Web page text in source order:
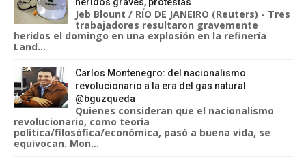
Jeb Blount / RÍO DE JANEIRO (Reuters) - Tres
trabajadores resultaron gravemente
heridos el domingo en una explosión en la refinería
Land...
Carlos Montenegro: del nacionalismo
revolucionario a la era del gas natural
@bguzqueda
Quienes consideran que el nacionalismo
revolucionario, como teoría
política/filosófica/económica, pasó a buena vida, se
equivocan. Mon...